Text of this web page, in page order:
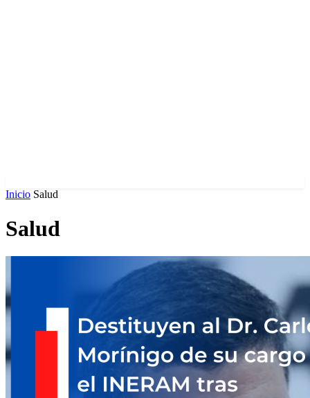
Inicio Salud
Salud